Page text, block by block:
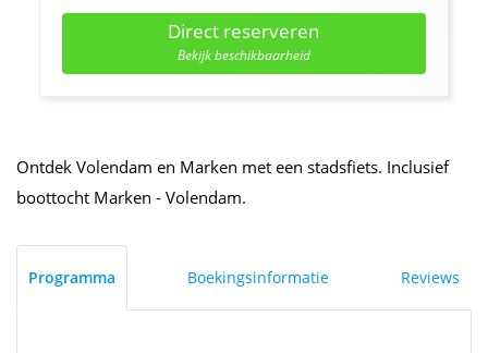
Direct reserveren
Bekijk beschikbaarheid
Ontdek Volendam en Marken met een stadsfiets. Inclusief
boottocht Marken - Volendam.
Programma Boekingsinformatie Reviews